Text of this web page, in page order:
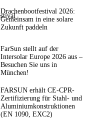
Drachenbootfestival 2026:
Gemeinsam in eine solare
Zukunft paddeln
FarSun stellt auf der
Intersolar Europe 2026 aus –
Besuchen Sie uns in
München!
FARSUN erhält CE-CPR-
Zertifizierung für Stahl- und
Aluminiumkonstruktionen
(EN 1090, EXC2)